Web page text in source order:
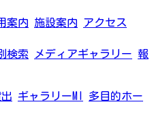
案内 施設案内 アクセス
検索 メディアギャラリー 報
ギャラリーMI
多目的ホー